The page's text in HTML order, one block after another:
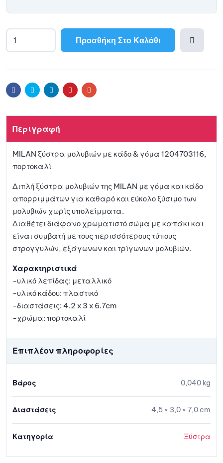
Προσθήκη Στο Καλάθι
αγαπη
μένων
l
r
FacebookTwitter LinkedinPinterestEmail
Περιγραφή
MILAN ξύστρα μολυβιών με κάδο & γόμα 1204703116,
πορτοκαλί
Διπλή ξύστρα μολυβιών της MILAN με γόμα και κάδο
απορριμμάτων για καθαρό και εύκολο ξύσιμο των
μολυβιών χωρίς υπολείμματα.
Διαθέτει διάφανο χρωματιστό σώμα με καπάκι και
είναι συμβατή με τους περισσότερους τύπους
στρογγυλών, εξάγωνων και τρίγωνων μολυβιών.
Χαρακτηριστικά
-υλικό λεπίδας: μεταλλικό
-υλικό κάδου: πλαστικό
-διαστάσεις: 4.2 x 3 x 6.7cm
-χρώμα: πορτοκαλί
Επιπλέον πληροφορίες
Βάρος 0,040 kg
Διαστάσεις 4,5 × 3,0 × 7,0 cm
Κατηγορία Ξύστρα